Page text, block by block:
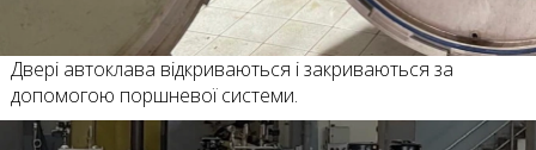
Двері автоклава відкриваються і закриваються за
допомогою поршневої системи.